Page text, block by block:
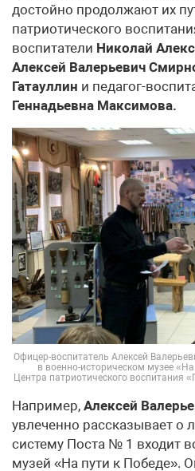
достойно продолжают их
патриотического
воспитатели Николай
Алексей Валерьевич
Гатауллин и педагог-
Геннадьевна Максимова.
Офицер-воспитатель Алексей
в военно-историческом музее
Центра патриотического
Например, Алексей
увлеченно рассказывает
систему Поста № 1 входит
музей «На пути к Победе».